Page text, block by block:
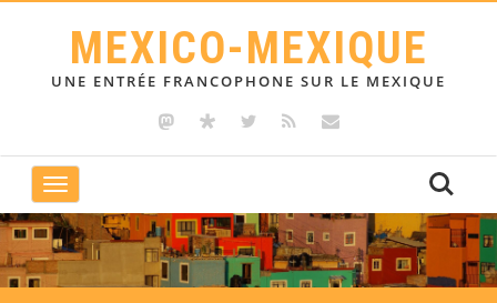
MEXICO-MEXIQUE
UNE ENTRÉE FRANCOPHONE SUR LE MEXIQUE
Toggle
navigation